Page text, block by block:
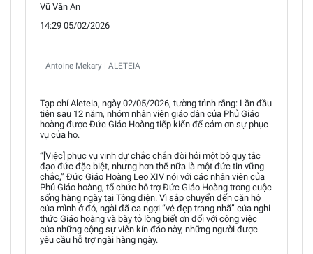
Vũ Văn An
14:29 05/02/2026
Antoine Mekary | ALETEIA
Tạp chí Aleteia, ngày 02/05/2026, tường trình rằng: Lần đầu
tiên sau 12 năm, nhóm nhân viên giáo dân của Phủ Giáo
hoàng được Đức Giáo Hoàng tiếp kiến để cảm ơn sự phục
vụ của họ.
“[Việc] phục vụ vinh dự chắc chắn đòi hỏi một bộ quy tắc
đạo đức đặc biệt, nhưng hơn thế nữa là một đức tin vững
chắc,” Đức Giáo Hoàng Leo XIV nói với các nhân viên của
Phủ Giáo hoàng, tổ chức hỗ trợ Đức Giáo Hoàng trong cuộc
sống hàng ngày tại Tông điện. Vì sắp chuyển đến căn hộ
của mình ở đó, ngài đã ca ngợi “vẻ đẹp trang nhã” của nghi
thức Giáo hoàng và bày tỏ lòng biết ơn đối với công việc
của những cộng sự viên kín đáo này, những người được
yêu cầu hỗ trợ ngài hàng ngày.